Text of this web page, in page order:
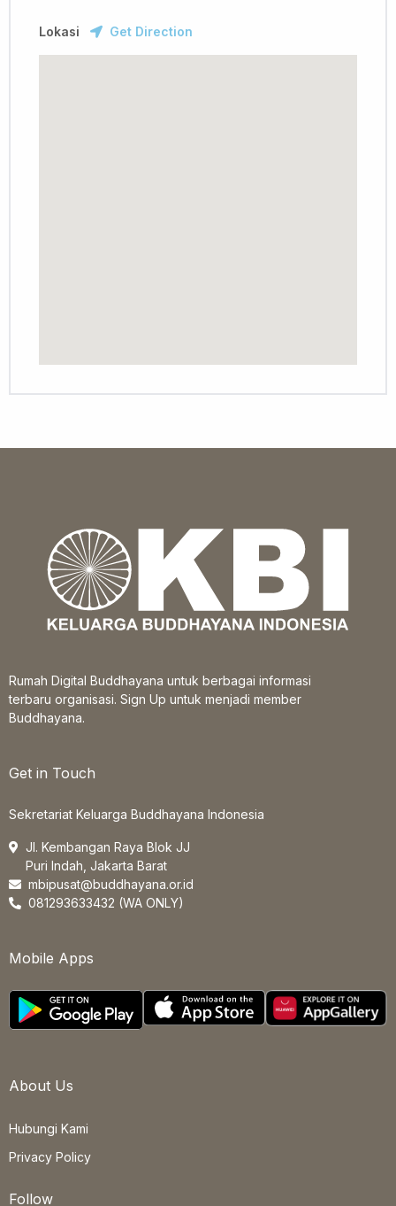
Lokasi Get Direction
Rumah Digital Buddhayana untuk berbagai informasi
terbaru organisasi. Sign Up untuk menjadi member
Buddhayana.
Get in Touch
Sekretariat Keluarga Buddhayana Indonesia
Jl. Kembangan Raya Blok JJ
Puri Indah, Jakarta Barat
mbipusat@buddhayana.or.id
081293633432 (WA ONLY)
Mobile Apps
About Us
Hubungi Kami
Privacy Policy
Follow